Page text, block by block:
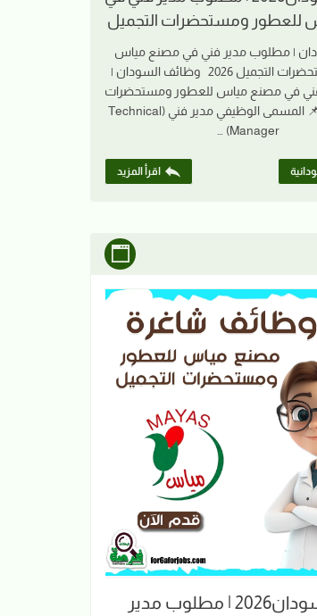
للعطور ومستحضرات التجميل
| مطلوب مدير فني في مصنع مياس
للعطور ومستحضرات التجميل 2026 وظائف السودان |
في مصنع مياس للعطور ومستحضرات
التجميل 2026 📌 المسمى الوظيفي مدير فني (Technical
Manager) …
اقرأ المزيد
وظائف السودان2026 | مطلوب مدير